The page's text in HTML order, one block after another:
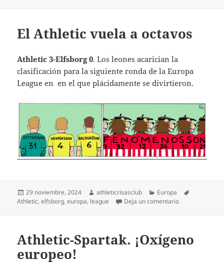
El Athletic vuela a octavos
Athletic 3-Elfsborg 0. Los leones acarician la
clasificación para la siguiente ronda de la Europa
League en en el que plácidamente se divirtieron.
Publicado
el
29 noviembre, 2024 Autor
athleticrisasclub Categorías
Europa
Athletic,elfsborg,europa, league Deja un comentarioen El Athletic
Athletic-Spartak. ¡Oxígeno
europeo!